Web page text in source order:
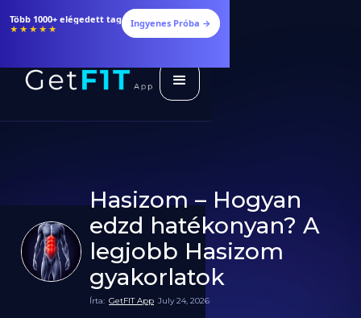
Több 1000+ elégedett tag
★★★★★ Ingyenes Próba →
Hasizom – Hogyan
edzd hatékonyan? A
legjobb Hasizom
gyakorlatok
Írta: GetFIT App July 24, 2026